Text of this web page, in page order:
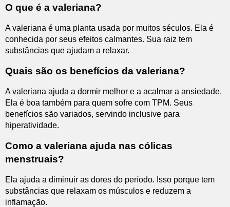
O que é a valeriana?
A valeriana é uma planta usada por muitos séculos. Ela é
conhecida por seus efeitos calmantes. Sua raiz tem
substâncias que ajudam a relaxar.
Quais são os benefícios da valeriana?
A valeriana ajuda a dormir melhor e a acalmar a ansiedade.
Ela é boa também para quem sofre com TPM. Seus
benefícios são variados, servindo inclusive para
hiperatividade.
Como a valeriana ajuda nas cólicas
menstruais?
Ela ajuda a diminuir as dores do período. Isso porque tem
substâncias que relaxam os músculos e reduzem a
inflamação.